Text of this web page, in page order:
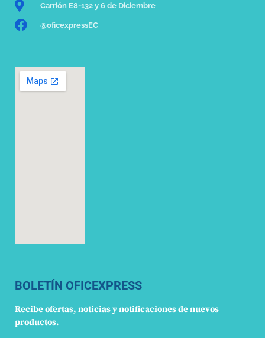
Carrión E8-132 y 6 de Diciembre
@oficexpressEC
BOLETÍN OFICEXPRESS
Recibe ofertas, noticias y notificaciones de nuevos
productos.